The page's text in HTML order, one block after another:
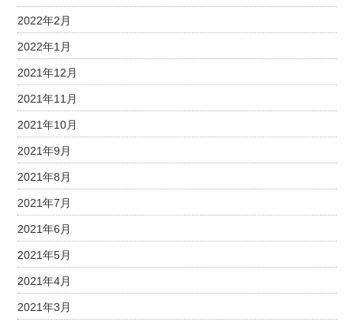
2022年2月
2022年1月
2021年12月
2021年11月
2021年10月
2021年9月
2021年8月
2021年7月
2021年6月
2021年5月
2021年4月
2021年3月